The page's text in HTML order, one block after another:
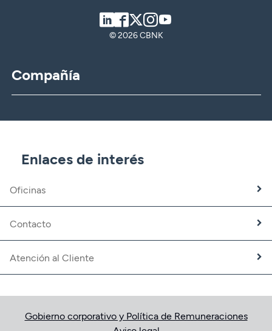
LinkedIn
Facebook
TwitterInstagram
© 2026 CBNK
Compañía
CBNK Gestión de Activos
Banca Partner
Trabaja con nosotros
Fundación CBNK
Enlaces de interés
Oficinas
Contacto
Atención al Cliente
Gobierno corporativo y Política de Remuneraciones